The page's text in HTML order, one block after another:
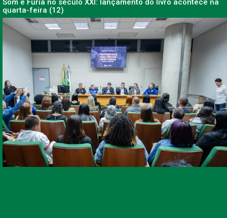
Som e Fúria no século XXI: lançamento do livro acontece na
quarta-feira (12)